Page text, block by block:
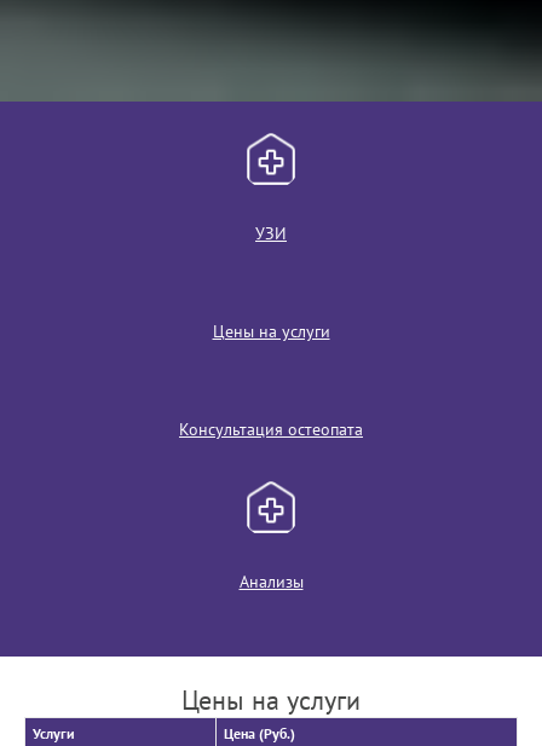
УЗИ
Цены на услуги
Консультация остеопата
Анализы
Цены на услуги
Услуги Цена (Руб.)